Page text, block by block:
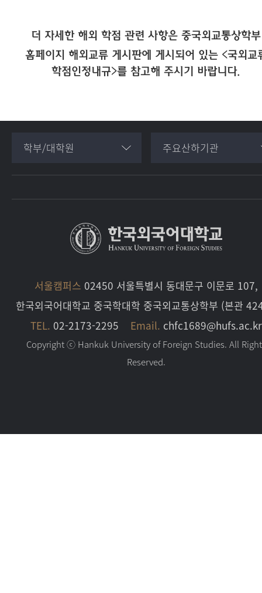
더 자세한 해외 학점 관련사항은중국외교통상학부
홈페이지 해외교류 게시판에 게시되어 있는 <국외교
학점인정내규>를 참고해 주시기 바랍니다.
학부/대학원 주요산하기관
서울캠퍼스 02450 서울특별시 동대문구 이문로 107,
한국외국어대학교 중국학대학 중국외교통상학부 (본관
TEL. 02-2173-2295 Email. chfc1689@hufs.ac.kr
Copyright ⓒ Hankuk University of Foreign Studies. All
Reserved.